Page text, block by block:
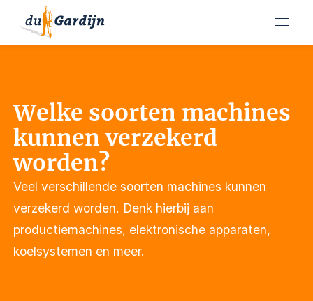
Welke soorten machines
kunnen verzekerd
worden?
Veel verschillende soorten machines kunnen
verzekerd worden. Denk hierbij aan
productiemachines, elektronische apparaten,
koelsystemen en meer.